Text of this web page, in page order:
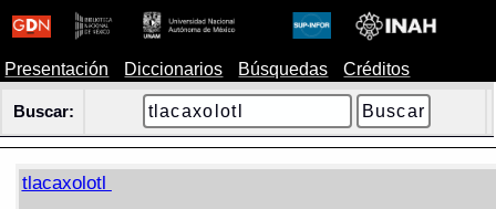
Presentación Diccionarios Búsquedas Créditos
Buscar:
tlacaxolotl